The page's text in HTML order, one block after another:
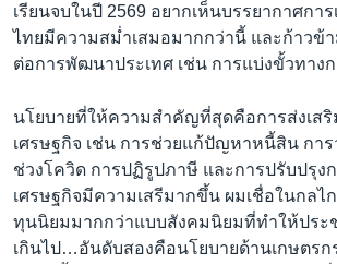
เรียนจบในปี 2569 อยากเห็นบรรยากาศกา
ไทยมีความสม่ำเสมอมากกว่านี้ และก้าวข้า
ต่อการพัฒนาประเทศ เช่น การแบ่งขั้วทางก
นโยบายที่ให้ความสำคัญที่สุดคือการส่งเสริ
เศรษฐกิจ เช่น การช่วยแก้ปัญหาหนี้สิน การ
ช่วงโควิด การปฏิรูปภาษี และการปรับปรุง
เศรษฐกิจมีความเสรีมากขึ้น ผมเชื่อในกลไ
ทุนนิยมมากกว่าแบบสังคมนิยมที่ทำให้ประ
เกินไป…อันดับสองคือนโยบายด้านเกษตร